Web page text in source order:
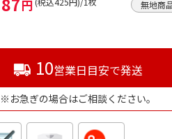
円 無地商
10営業日目安で発送
※お急ぎの場合はご相談ください。